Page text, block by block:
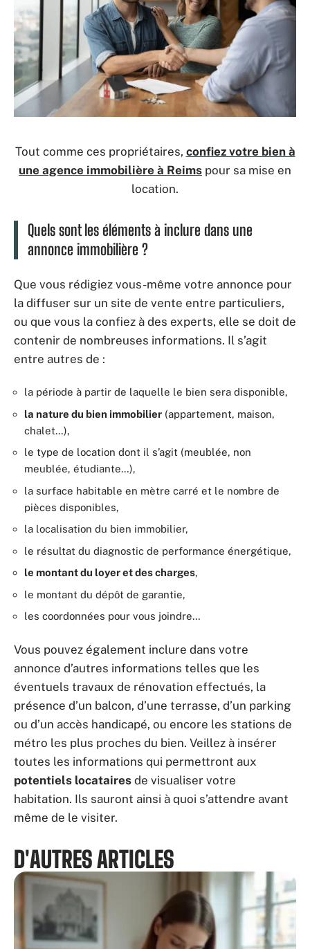
Tout comme ces propriétaires, confiez votre bien à
une agence immobilière à Reims pour sa mise en
location.
Quels sont les éléments à inclure dans une
annonce immobilière ?
Que vous rédigiez vous-même votre annonce pour
la diffuser sur un site de vente entre particuliers,
ou que vous la confiez à des experts, elle se doit de
contenir de nombreuses informations. Il s’agit
entre autres de :
la période à partir de laquelle le bien sera disponible,
la nature du bien immobilier (appartement, maison,
chalet…),
le type de location dont il s’agit (meublée, non
meublée, étudiante…),
la surface habitable en mètre carré et le nombre de
pièces disponibles,
la localisation du bien immobilier,
le résultat du diagnostic de performance énergétique,
le montant du loyer et des charges,
le montant du dépôt de garantie,
les coordonnées pour vous joindre…
Vous pouvez également inclure dans votre
annonce d’autres informations telles que les
éventuels travaux de rénovation effectués, la
présence d’un balcon, d’une terrasse, d’un parking
ou d’un accès handicapé, ou encore les stations de
métro les plus proches du bien. Veillez à insérer
toutes les informations qui permettront aux
potentiels locataires de visualiser votre
habitation. Ils sauront ainsi à quoi s’attendre avant
même de le visiter.
D'AUTRES ARTICLES